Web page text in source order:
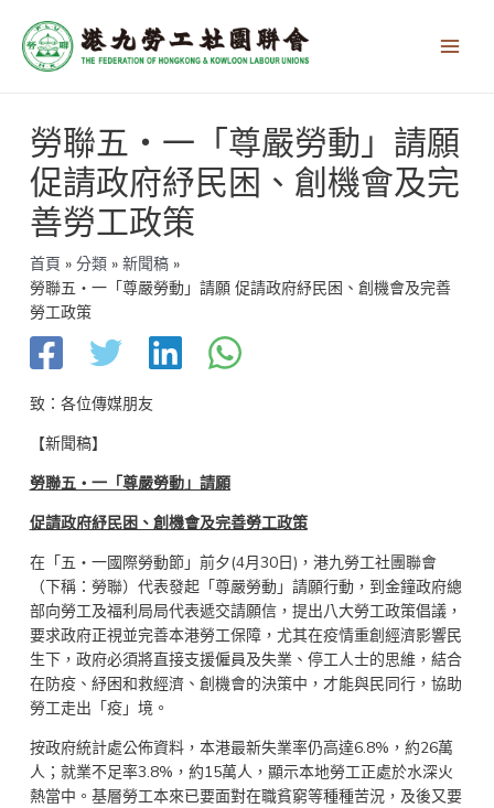
勞聯五‧一「尊嚴勞動」請願
促請政府紓民困、創機會及完
善勞工政策
首頁 分類
新聞稿
勞聯五‧一「尊嚴勞動」請願 促請政府紓民困、創機會及完善
勞工政策
致：各位傳媒朋友
【新聞稿】
勞聯五‧一「尊嚴勞動」請願
促請政府紓民困、創機會及完善勞工政策
在「五‧一國際勞動節」前夕(4月30日)，港九勞工社團聯會
（下稱：勞聯）代表發起「尊嚴勞動」請願行動，到金鐘政府總
部向勞工及福利局局代表遞交請願信，提出八大勞工政策倡議，
要求政府正視並完善本港勞工保障，尤其在疫情重創經濟影響民
生下，政府必須將直接支援僱員及失業、停工人士的思維，結合
在防疫、紓困和救經濟、創機會的決策中，才能與民同行，協助
勞工走出「疫」境。
按政府統計處公佈資料，本港最新失業率仍高達6.8%，約26萬
人；就業不足率3.8%，約15萬人，顯示本地勞工正處於水深火
熱當中。基層勞工本來已要面對在職貧窮等種種苦況，及後又要
章
導
覽